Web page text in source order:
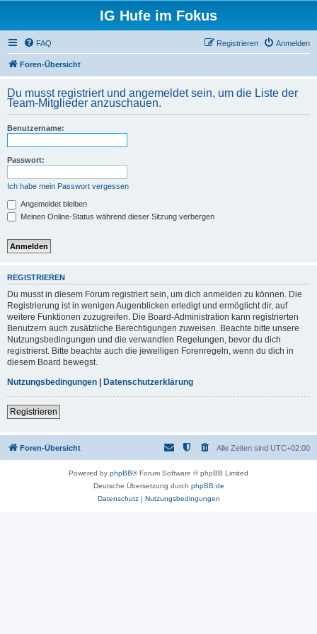
IG Hufe im Fokus
FAQ Anmelden
Registrieren
Foren-Übersicht
Du musst registriert und angemeldet sein, um die Liste der
Team-Mitglieder anzuschauen.
Benutzername:
Passwort:
Ich habe mein Passwort vergessen
Angemeldet bleiben
Meinen Online-Status während dieser Sitzung verbergen
REGISTRIEREN
Du musst in diesem Forum registriert sein, um dich anmelden zu können. Die
Registrierung ist in wenigen Augenblicken erledigt und ermöglicht dir, auf
weitere Funktionen zuzugreifen. Die Board-Administration kann registrierten
Benutzern auch zusätzliche Berechtigungen zuweisen. Beachte bitte unsere
Nutzungsbedingungen und die verwandten Regelungen, bevor du dich
registrierst. Bitte beachte auch die jeweiligen Forenregeln, wenn du dich in
diesem Board bewegst.
Nutzungsbedingungen | Datenschutzerklärung
Registrieren
Foren-Übersicht Alle Zeiten sind UTC+02:00
Powered by phpBB® Forum Software © phpBB Limited
Deutsche Übersetzung durch phpBB.de
Datenschutz| Nutzungsbedingungen